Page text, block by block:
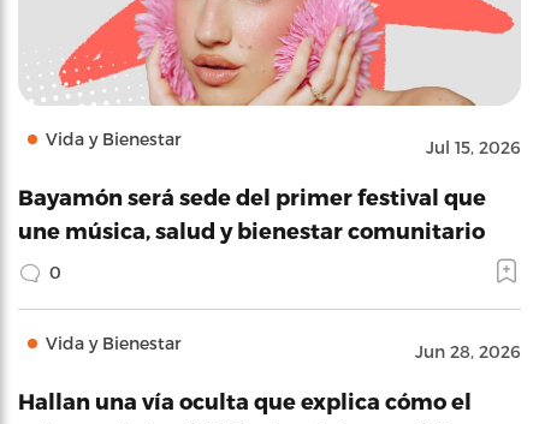
Vida y Bienestar Jul 15, 2026
Bayamón será sede del primer festival que
une música, salud y bienestar comunitario
0
Vida y Bienestar Jun 28, 2026
Hallan una vía oculta que explica cómo el